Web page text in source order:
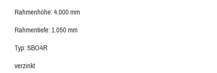
Rahmenhöhe: 4.000 mm
Rahmentiefe: 1.050 mm
Typ: SBO4R
verzinkt